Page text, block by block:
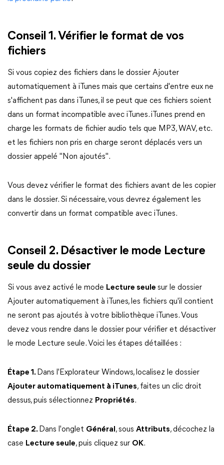
Conseil 1. Vérifier le format de vos
fichiers
Si vous copiez des fichiers dans le dossier Ajouter
automatiquement à iTunes mais que certains d'entre eux ne
s'affichent pas dans iTunes, il se peut que ces fichiers soient
dans un format incompatible avec iTunes. iTunes prend en
charge les formats de fichier audio tels que MP3, WAV, etc.
et les fichiers non pris en charge seront déplacés vers un
dossier appelé "Non ajoutés".
Vous devez vérifier le format des fichiers avant de les copier
dans le dossier. Si nécessaire, vous devrez également les
convertir dans un format compatible avec iTunes.
Conseil 2. Désactiver le mode Lecture
seule du dossier
Si vous avez activé le mode Lecture seule sur le dossier
Ajouter automatiquement à iTunes, les fichiers qu'il contient
ne seront pas ajoutés à votre bibliothèque iTunes. Vous
devez vous rendre dans le dossier pour vérifier et désactiver
le mode Lecture seule. Voici les étapes détaillées :
Étape 1. Dans l'Explorateur Windows, localisez le dossier
Ajouter automatiquement à iTunes, faites un clic droit
dessus, puis sélectionnez Propriétés.
Étape 2. Dans l'onglet Général , sous Attributs, décochez la
case Lecture seule, puis cliquez sur OK.